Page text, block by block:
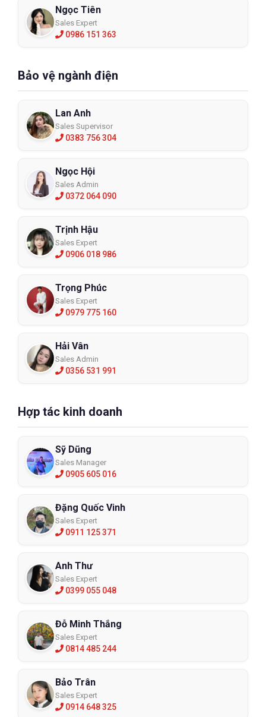
Ngọc Tiên
Sales Expert
0986 151 363
Bảo vệ ngành điện
Lan Anh
Sales Supervisor
0383 756 304
Ngọc Hội
Sales Admin
0372 064 090
Trịnh Hậu
Sales Expert
0906 018 986
Trọng Phúc
Sales Expert
0979 775 160
Hải Vân
Sales Admin
0356 531 991
Hợp tác kinh doanh
Sỹ Dũng
Sales Manager
0905 605 016
Đặng Quốc Vinh
Sales Expert
0911 125 371
Anh Thư
Sales Expert
0399 055 048
Đỗ Minh Thắng
Sales Expert
0814 485 244
Bảo Trân
Sales Expert
0914 648 325